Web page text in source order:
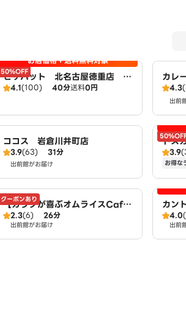
50%OFF
お店価格＋送料無料対象
ピザハット 北名古屋徳重店 Pi
zzaHut
4.1(100) 40分送料0円
カレ
店（
4.3
出前
ココス 岩倉川井町店
3.9(63) 31分
出前館がお届け
トス
ット
3.9
お得な
クーポンあり
【カラダが喜ぶオムライスCaf
e】Egg House～豊山店～
2.3(6) 26分
出前館がお届け
カン
4.0
出前